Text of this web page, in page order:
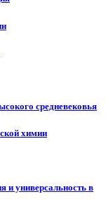
средневековья
химии
и универсальность в